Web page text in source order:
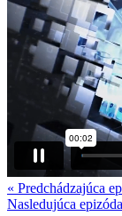
« Predchádzajúca
Nasledujúca